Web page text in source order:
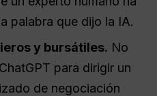
palabra que dijo la IA.
y bursátiles. No
para dirigir un
de negociación